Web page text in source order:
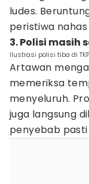
ludes.
peristiwa
3. Polisi masih
Ilustrasi polisi tiba di
Artawan
memeriksa
menyeluruh.
juga langsung
penyebab